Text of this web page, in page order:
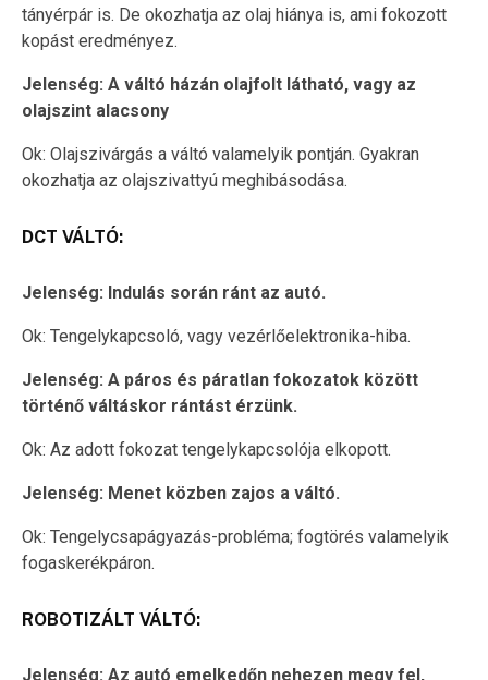
tányérpár is. De okozhatja az olaj hiánya is, ami fokozott
kopást eredményez.
Jelenség: A váltó házán olajfolt látható, vagy az
olajszint alacsony
Ok: Olajszivárgás a váltó valamelyik pontján. Gyakran
okozhatja az olajszivattyú meghibásodása.
DCT VÁLTÓ:
Jelenség: Indulás során ránt az autó.
Ok: Tengelykapcsoló, vagy vezérlőelektronika-hiba.
Jelenség: A páros és páratlan fokozatok között
történő váltáskor rántást érzünk.
Ok: Az adott fokozat tengelykapcsolója elkopott.
Jelenség: Menet közben zajos a váltó.
Ok: Tengelycsapágyazás-probléma; fogtörés valamelyik
fogaskerékpáron.
ROBOTIZÁLT VÁLTÓ:
Jelenség: Az autó emelkedőn nehezen megy fel,